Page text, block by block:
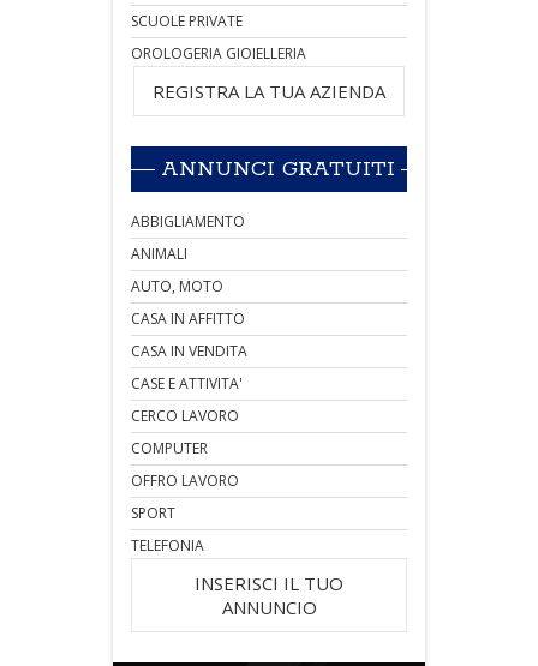
SCUOLE PRIVATE
OROLOGERIA GIOIELLERIA
REGISTRA LA TUA AZIENDA
ANNUNCI GRATUITI
ABBIGLIAMENTO
ANIMALI
AUTO, MOTO
CASA IN AFFITTO
CASA IN VENDITA
CASE E ATTIVITA'
CERCO LAVORO
COMPUTER
OFFRO LAVORO
SPORT
TELEFONIA
INSERISCI IL TUO
ANNUNCIO